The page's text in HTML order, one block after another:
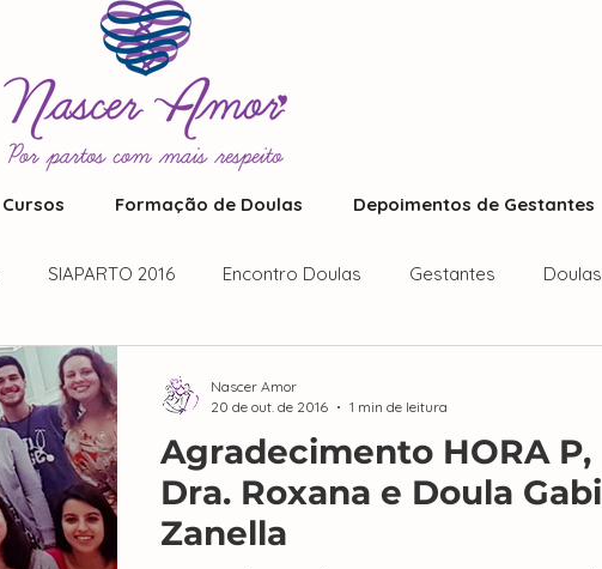
Cursos Formação de Doulas Depoimentos de Gestantes
SIAPARTO 2016 Encontro Doulas Gestantes Doulas
Agradecimento HORA P,
Dra. Roxana e Doula Gabi
Zanella
Nascer Amor
20 de out. de 2016
1 min de leitura